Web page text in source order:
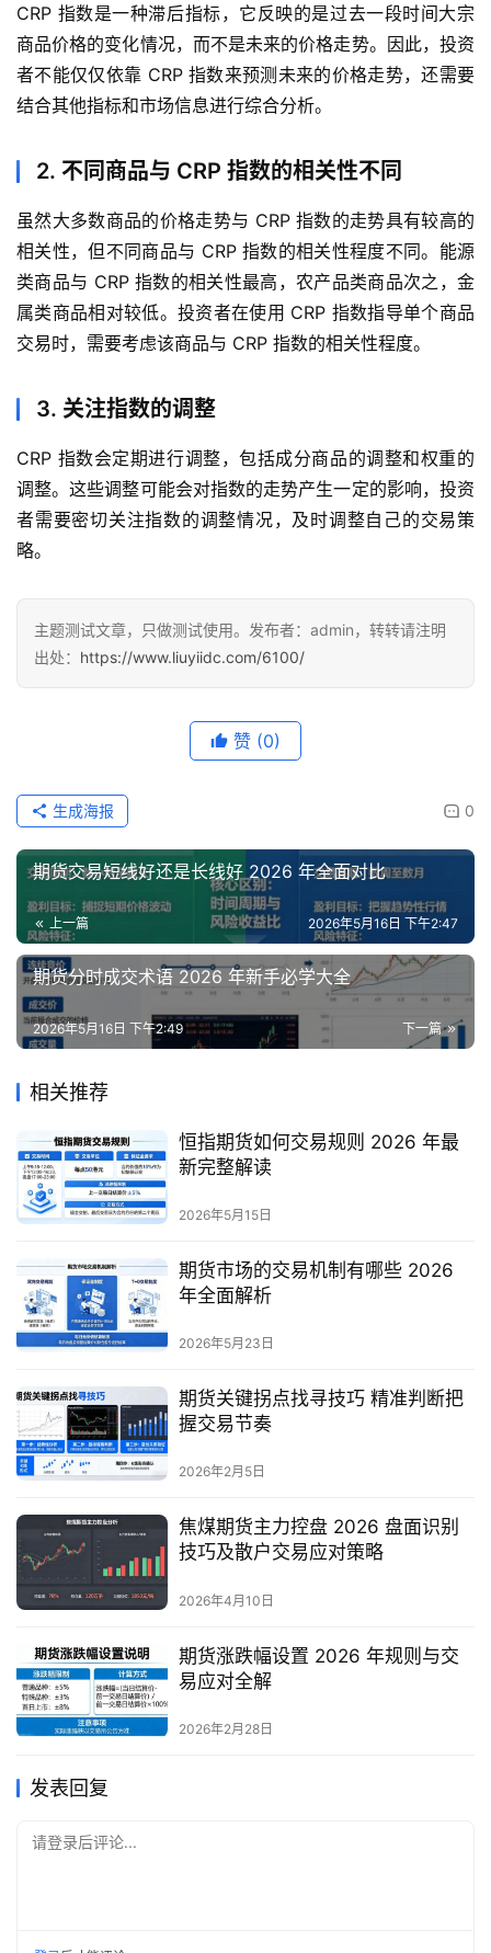
CRP 指数是一种滞后指标，它反映的是过去一段时间大宗
商品价格的变化情况，而不是未来的价格走势。因此，投资
者不能仅仅依靠 CRP 指数来预测未来的价格走势，还需要
结合其他指标和市场信息进行综合分析。
2. 不同商品与 CRP 指数的相关性不同
虽然大多数商品的价格走势与 CRP 指数的走势具有较高的
相关性，但不同商品与 CRP 指数的相关性程度不同。能源
类商品与 CRP 指数的相关性最高，农产品类商品次之，金
属类商品相对较低。投资者在使用 CRP 指数指导单个商品
交易时，需要考虑该商品与 CRP 指数的相关性程度。
3. 关注指数的调整
CRP 指数会定期进行调整，包括成分商品的调整和权重的
调整。这些调整可能会对指数的走势产生一定的影响，投资
者需要密切关注指数的调整情况，及时调整自己的交易策
略。
主题测试文章，只做测试使用。发布者：admin，转转请注明
出处： https://www.liuyiidc.com/6100/
赞 (0)
0
生成海报
期货交易短线好还是长线好 2026 年全面对比
上一篇 2026年5月16日 下午2:47
期货分时成交术语 2026 年新手必学大全
下一篇
2026年5月16日 下午2:49
相关推荐
恒指期货如何交易规则 2026 年最
新完整解读
2026年5月15日
期货市场的交易机制有哪些 2026
年全面解析
2026年5月23日
期货关键拐点找寻技巧 精准判断把
握交易节奏
2026年2月5日
焦煤期货主力控盘 2026 盘面识别
技巧及散户交易应对策略
2026年4月10日
期货涨跌幅设置 2026 年规则与交
易应对全解
2026年2月28日
发表回复
请登录后评论...